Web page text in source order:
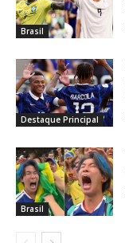
Brasil
Destaque Principal
Brasil